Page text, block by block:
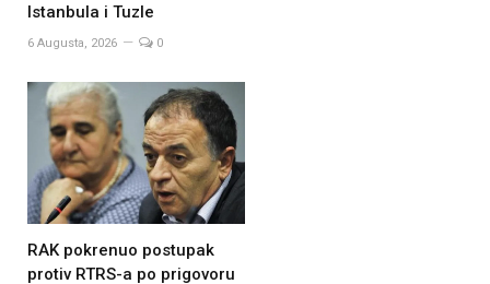
Istanbula i Tuzle
6 Augusta, 2026 0
RAK pokrenuo postupak
protiv RTRS-a po prigovoru